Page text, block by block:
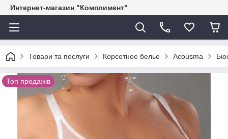
Интернет-магазин "Комплимент"
Товари та послуги Корсетное белье Acousma
Топ продажів